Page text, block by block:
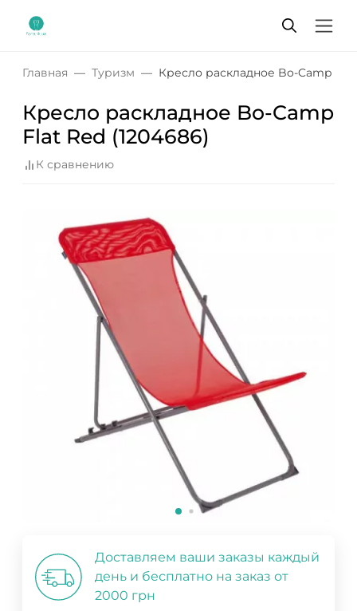
Главная Туризм Кресло раскладное Bo-Camp Flat
Кресло раскладное Bo-Camp
Flat Red (1204686)
К сравнению
Доставляем ваши заказы каждый
день и бесплатно на заказ от
2000 грн